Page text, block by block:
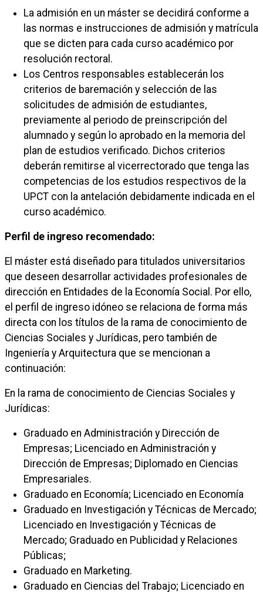
La admisión en un máster se decidirá conforme a
las normas e instrucciones de admisión y matrícula
que se dicten para cada curso académico por
resolución rectoral.
Los Centros responsables establecerán los
criterios de baremación y selección de las
solicitudes de admisión de estudiantes,
previamente al periodo de preinscripción del
alumnado y según lo aprobado en la memoria del
plan de estudios verificado. Dichos criterios
deberán remitirse al vicerrectorado que tenga las
competencias de los estudios respectivos de la
UPCT con la antelación debidamente indicada en el
curso académico.
Perfil de ingreso recomendado:
El máster está diseñado para titulados universitarios
que deseen desarrollar actividades profesionales de
dirección en Entidades de la Economía Social. Por ello,
el perfil de ingreso idóneo se relaciona de forma más
directa con los títulos de la rama de conocimiento de
Ciencias Sociales y Jurídicas, pero también de
Ingeniería y Arquitectura que se mencionan a
continuación:
En la rama de conocimiento de Ciencias Sociales y
Jurídicas:
Graduado en Administración y Dirección de
Empresas; Licenciado en Administración y
Dirección de Empresas; Diplomado en Ciencias
Empresariales.
Graduado en Economía; Licenciado en Economía
Graduado en Investigación y Técnicas de Mercado;
Licenciado en Investigación y Técnicas de
Mercado; Graduado en Publicidad y Relaciones
Públicas;
Graduado en Marketing.
Graduado en Ciencias del Trabajo; Licenciado en